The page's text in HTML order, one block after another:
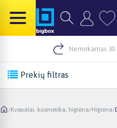
Nemokamas
Prekių filtras
/Kvepalai, kosmetika, higiena/Higiena/